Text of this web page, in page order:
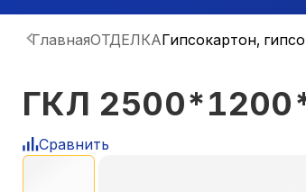
ГлавнаяОТДЕЛКАГипсокартон,
ГКЛ
Сравнить